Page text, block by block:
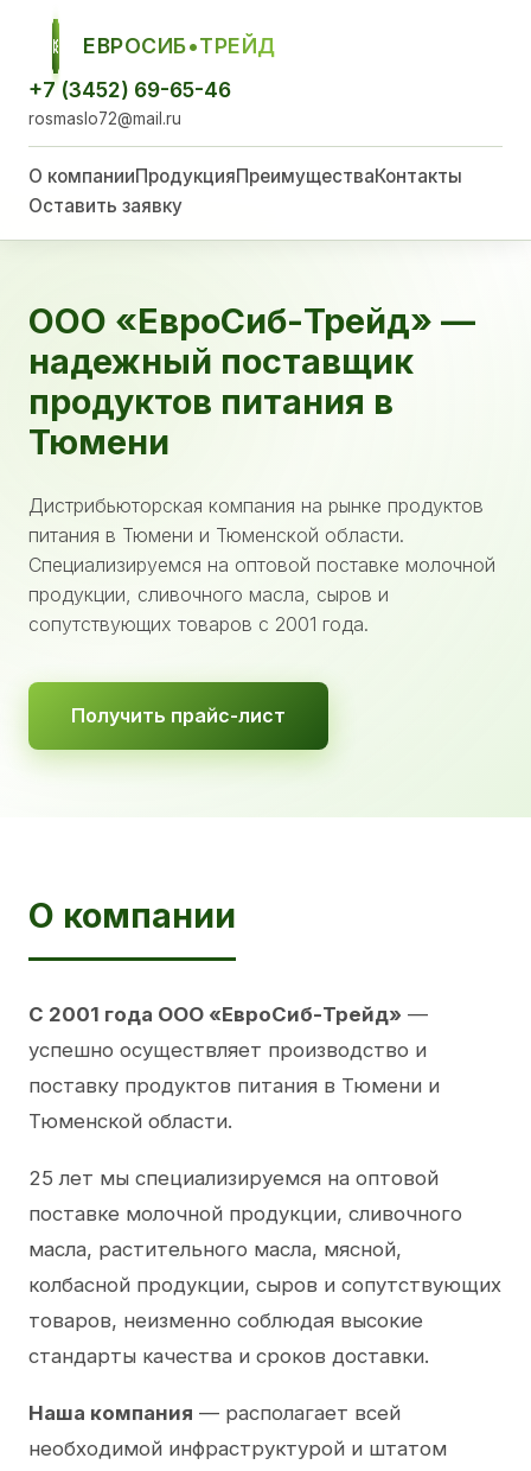
ЕСТ
ЕВРОСИБ•ТРЕЙД
+7 (3452) 69-65-46
rosmaslo72@mail.ru
О компанииПродукцияПреимуществаКонтакты
Оставить заявку
ООО «ЕвроСиб-Трейд» —
надежный поставщик
продуктов питания в
Тюмени
Дистрибьюторская компания на рынке продуктов
питания в Тюмени и Тюменской области.
Специализируемся на оптовой поставке молочной
продукции, сливочного масла, сыров и
сопутствующих товаров с 2001 года.
Получить прайс-лист
О компании
С 2001 года ООО «ЕвроСиб-Трейд» —
успешно осуществляет производство и
поставку продуктов питания в Тюмени и
Тюменской области.
25 лет мы специализируемся на оптовой
поставке молочной продукции, сливочного
масла, растительного масла, мясной,
колбасной продукции, сыров и сопутствующих
товаров, неизменно соблюдая высокие
стандарты качества и сроков доставки.
Наша компания — располагает всей
необходимой инфраструктурой и штатом